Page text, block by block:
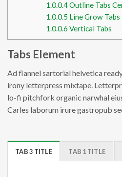
1.0.0.4Outline Tabs
1.0.0.5 Line Grow
1.0.0.6 Vertical Tabs
Tabs Element
Ad flannel sartorial helvetica
irony letterpress mixtape.
lo-fi pitchfork organic narwhal
Carles laborum irure gastropub
TAB 3 TITLE TAB 1 TITLE